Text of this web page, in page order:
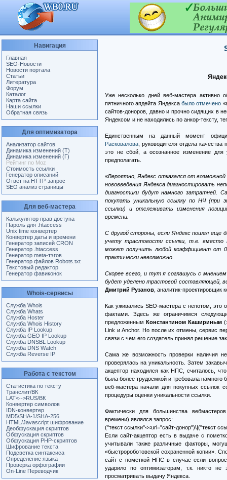
Навигация
Главная
SEO-Новости
Новости портала
Статьи
Литература
Форум
Каталог
Карта сайта
Наши ссылки
Обратная связь
Для оптимизатора
Анализатор сайтов
Динамика изменений (Т)
Динамика изменений (Г)
Рейтинг по Moz
Стоимость ссылки
Генератор описаний
Ответ на HTTP-запрос
SEO анализ страницы
Для веб-мастера
Калькулятор прав доступа
Пароль для .htaccess
Unix time конвертер
Конвертер даты и времени
Генератор записей CRON
Генератор .htaccess
Генератор meta-тэгов
Генератор файлов Robots.txt
Текстовый редактор
Генератор фавиконок
Whois-сервисы
Служба Whois
Служба Whats
Служба Hoster
Служба Whois History
Служба IP Lookup
Служба GEO IP Lookup
Служба DNSBL Lookup
Служба DNS Watch
Служба Reverse IP
Работа с текстом
Статистика по тексту
Транслит/ВК
LAT<-->RUS/ВК
Конвертер символов
IDN-конвертер
MD5/SHA-1/SHA-256
HTML/Javascript шифрование
Деобфускация скриптов
Обфускация скриптов
Обфускация PHP-скриптов
Шифрование текста
Подсветка синтаксиса
Определение языка
Проверка орфографии
On-Line Переводчик
Уже несколько дней веб-мастера
пятничного апдейта Яндексабыло отмечено
сайтов-доноров, давно и прочно сидящих в
Яндексом и не находились по анкор-тексту,
Единственным на данный момент
Расковалова , руководителя отдела
это не сбой, а осознанное изменение для
предполагать.
«Вероятно, Яндекс отказался от
нововведения Яндекса диагностировать
диагностики будут намного затратней.
покупать уникальную ссылку по НЧ (при
ссылки) и отслеживать изменения
времени.
С другой стороны, если Яндекс пошел еще
учету трастовости ссылки, т.е. вместо
может получить любой коэффициент от
практически невозможно.
Скорее всего, и тут я соглашусь с
будет уделено трастовой составляющей,
Дмитрий Рузанов , аналитик-проектировщик
Как уживались SEO-мастера с непотом, это
фактами. Здесь же ограничимся
предложенным Константином Кашириным
Link и Anchor. Но после их отмены, сервис
связи с чем его создатель принял решение
Сама же возможность проверки наличия
проверялась на уникальность. Затем
акцептор находился как НПС, считалось,
была более трудоемкой и требовала намного
веб-мастера начали для покупных ссылок
процедуры оценки уникальности ссылки.
Фактически для большинства
времени) являлся запрос:
("текст ссылки"<<url="сайт-донор")\|("текст
Если сайт-акцептор есть в выдаче с
учитывали также различные факторы,
«быстророботовской сохраненной копии».
сайт с пометкой НПС в случае если
ударило по оптимизаторам, т.к. никто не
просматривать выдачу Яндекса.